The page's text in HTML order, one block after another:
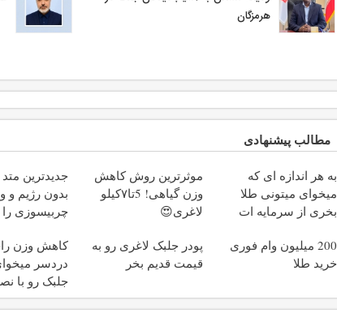
هرمزگان
مطالب پیشنهادی
به هر اندازه ای که
میخوای میتونی طلا
بخری از سرمایه ات
موثرترین روش کاهش
وزن گیاهی! 5تا۷کیلو
لاغری😍
جدیدترین
بدون رژیم و
200 میلیون وام فوری
خرید طلا
پودر جلبک لاغری رو به
قیمت قدیم بخر
کاهش وزن
دردسر
جلبک رو با
بخر!